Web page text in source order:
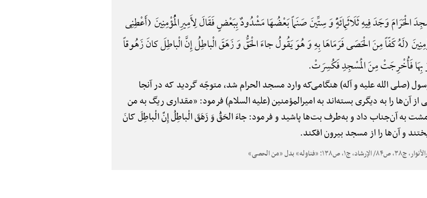
الْحَرَامَ وَجَدَ فِیهِ ثَلَاثَمِائَهًٍْ وَ سِتِّینَ صَنَماً بَعْضُهَا مَشْدُودٌ بِبَعْضٍ فَقَالَ لِأَمِیرِالْمُؤْمِنِینَ (أَعْطِنِی
(لَهُ کَفّاً مِنَ الْحَصَی فَرَمَاهَا بِهِ وَ هُوَ یَقُولُ جاءَ الْحَقُّ وَ زَهَقَ الْباطِلُ إِنَّ الْباطِلَ کانَ زَهُوقاً
بِهَا فَأُخْرِجَتْ مِنَ الْمَسْجِدِ فَکُسِرَتْ.
(صلی الله علیه و آله) هنگامی‌که وارد مسجد الحرام شد، متوجّه گردید که در آنجا
را به دیگری بسته‌اند به امیرالمؤمنین (علیه السلام) فرمود: «مقداری ریگ به من
مشت به آن‌جناب داد و به‌طرف بت‌ها پاشید و فرمود: جاءَ الحَقُّ وَ زَهَقَ الْباطِلُ إِنَّ الْباطِلَ کانَ
و آن‌ها را از مسجد بیرون افکند.
الإرشاد، ج۱، ص۱۳۸؛ «فناوله» بدل «من الحصی»